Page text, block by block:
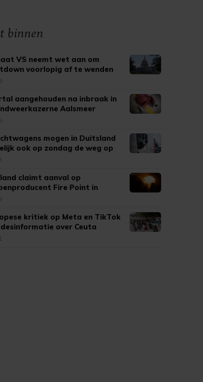
binnen
VS neemt wet aan om
voorlopig af te wenden
aangehouden na inbraak in
Aalsmeer
mogen in Duitsland
ook op zondag de weg op
claimt aanval op
Fire Point in
kritiek op Meta en TikTok
over Ceuta